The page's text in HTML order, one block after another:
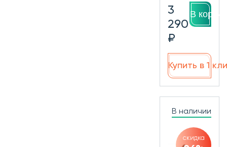
3
290
₽
В
Купить в 1
В наличии
скидка